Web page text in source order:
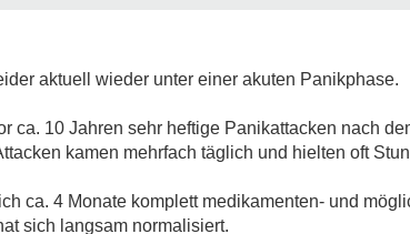
aktuell wieder unter einer akuten Panikphase.
ca. 10 Jahren sehr heftige Panikattacken nach
kamen mehrfach täglich und hielten oft
ca. 4 Monate komplett medikamenten- und
sich langsam normalisiert.